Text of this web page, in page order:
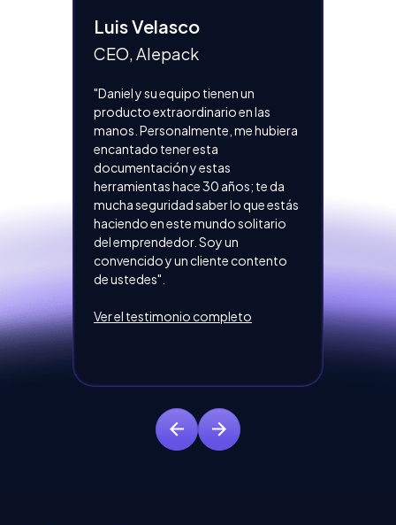
Luis Velasco
CEO, Alepack
"Daniel y su equipo tienen un
producto extraordinario en las
manos. Personalmente, me hubiera
encantado tener esta
documentación y estas
herramientas hace 30 años; te da
mucha seguridad saber lo que estás
haciendo en este mundo solitario
del emprendedor. Soy un
convencido y un cliente contento
de ustedes".
Ver el testimonio completo